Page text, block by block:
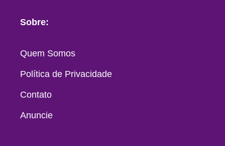
Sobre:
Quem Somos
Política de Privacidade
Contato
Anuncie